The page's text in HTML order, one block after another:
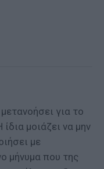
για το
μοιάζει να μην
με
μήνυμα που της